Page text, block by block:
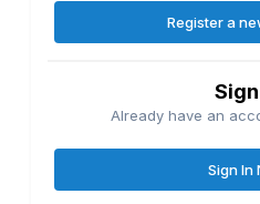
Register a
Already have an
Sign In